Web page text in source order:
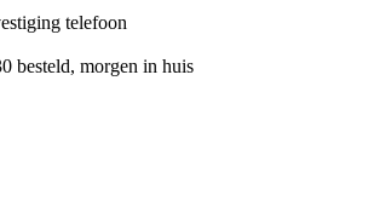
telefoon
besteld, morgen in huis